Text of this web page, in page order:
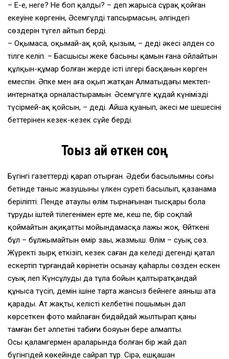
– Е-е, неге? Не боп қалды? – деп жарыса сұрақ қойған
екеуіне көргенін, Әсемгүлдің тапсырмасын, әлгіндегі
сөздерін түгел айтып берді.
– Оқымасаң, оқымай-ақ қой, қызым, – деді әкесі әлден соң
тілге келіп. – Басшысы жеке басының қамын ғана ойлайтын
құлқын-құмар болған жерде істің ілгері басқанын көрген
емеспін. Әпкең мен ағаң оқып жатқан Алматыдағы мектеп-
интернатқа орналастырамын. Әсемгүлге құдай күнімізді
түсірмей-ақ қойсын, – деді. Айша қуанып, әкесі мең шешесінің
беттерінен кезек-кезек сүйе берді.
Тоғыз ай өткен соң
Бүгінгі газеттерді қарап отырған. Әдеби басылымның соңғы
бетінде таныс жазушының үлкен суреті басылып, қазанама
беріліпті. Пенде атаулы өлім тырнағынан тысқары бола
тұруды іштей тілегенімен ерте ме, кеш пе, бір соқпай
қоймайтын ақиқатты мойындамасқа лажы жоқ. Өйткені
бұл – бұлжымайтын өмір заңы, жазмыш. Өлім – суық сөз.
Жүректі зырқ еткізіп, кезек саған да келеді дегенді қатал
ескертіп тұрғандай көрінетін осынау қаһарлы сөзден ескен
суық леп Күнсұлудың да тұла бойын қалтыратқандай
құныса түсіп, демін ішіне тарта жансыз бейнеге аяныш ата
қарады. Ат жақты, келісті келбетінің пошымын дәл
көрсеткен фото майлаған бидайдай жылтырап қаны
тамған бет әлпетінің табиғи бояуын бере алмапты.
Осы қаламгермен араларында болған бір жай дәл
бүгінгідей көкейінде сайрап тұр. Сірә, ешқашан